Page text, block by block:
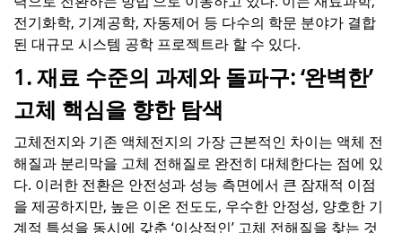
전기화학, 기계공학, 자동제어 등 다수의 학문 분야가 결합
된 대규모 시스템 공학 프로젝트라 할 수 있다.
1. 재료 수준의 과제와 돌파구: ‘완벽한’
고체 핵심을 향한 탐색
고체전지와 기존 액체전지의 가장 근본적인 차이는 액체 전
해질과 분리막을 고체 전해질로 완전히 대체한다는 점에 있
다. 이러한 전환은 안전성과 성능 측면에서 큰 잠재적 이점
을 제공하지만, 높은 이온 전도도, 우수한 안정성, 양호한 기
계적 특성을 동시에 갖춘 ‘이상적인’ 고체 전해질을 찾는 것